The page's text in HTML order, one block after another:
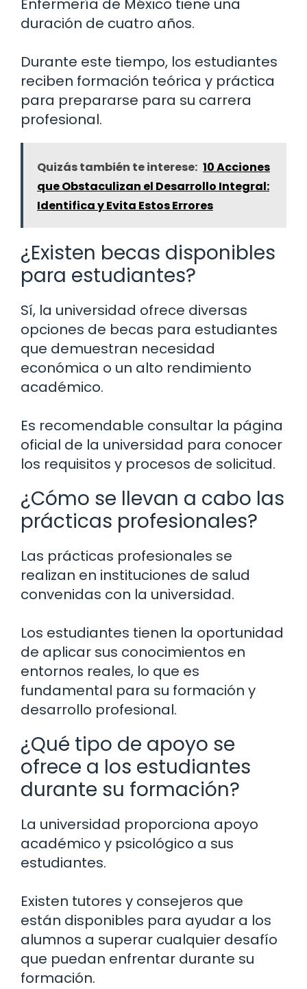
Enfermería de México tiene una
duración de cuatro años.
Durante este tiempo, los estudiantes
reciben formación teórica y práctica
para prepararse para su carrera
profesional.
Quizás también te interese: 10 Acciones
que Obstaculizan el Desarrollo Integral:
Identifica y Evita Estos Errores
¿Existen becas disponibles
para estudiantes?
Sí, la universidad ofrece diversas
opciones de becas para estudiantes
que demuestran necesidad
económica o un alto rendimiento
académico.
Es recomendable consultar la página
oficial de la universidad para conocer
los requisitos y procesos de solicitud.
¿Cómo se llevan a cabo las
prácticas profesionales?
Las prácticas profesionales se
realizan en instituciones de salud
convenidas con la universidad.
Los estudiantes tienen la oportunidad
de aplicar sus conocimientos en
entornos reales, lo que es
fundamental para su formación y
desarrollo profesional.
¿Qué tipo de apoyo se
ofrece a los estudiantes
durante su formación?
La universidad proporciona apoyo
académico y psicológico a sus
estudiantes.
Existen tutores y consejeros que
están disponibles para ayudar a los
alumnos a superar cualquier desafío
que puedan enfrentar durante su
formación.